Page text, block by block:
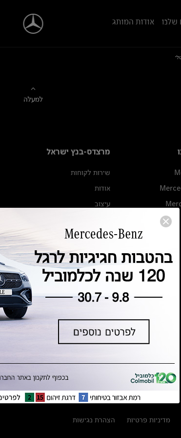
שלנו אודות המותג
למעלה
מרצדס-בנץ ישראל
שירות לקוחות
אודות
עיצוב
מגזין מרצדס-בנץ
ספרי רכב מרצדס-בנץ
נתוני זיהום אוויר וצריכת דלק וחשמל
נתוני תווית צמיגים
מחירון חלפים
הודעה על הטבות לרכבי מרצדס בהסדר
מדיניות פרטיות הצהרת נגישות